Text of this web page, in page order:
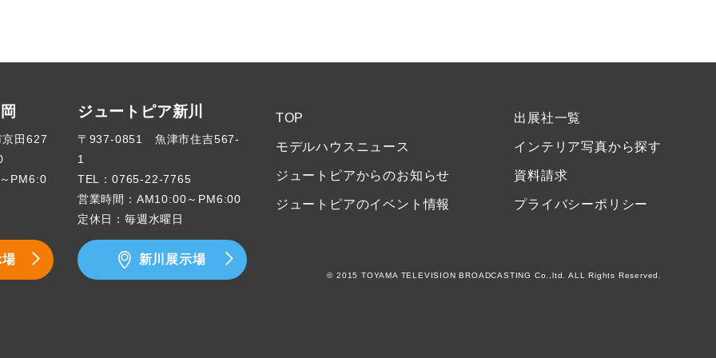
TOP
モデルハウスニュース
ジュートピアからのお知らせ
ジュートピアのイベント情報
出展社一覧
インテリア写真から探す
資料請求
プライバシーポリシー
田627
PM6:0
ジュートピア新川
〒937-0851 魚津市住吉567-
1
TEL：0765-22-7765
営業時間：AM10:00～PM6:00
定休日：毎週水曜日
新川展示場
© 2015 TOYAMA TELEVISION BROADCASTING Co.,ltd. ALL Rights Reserved.